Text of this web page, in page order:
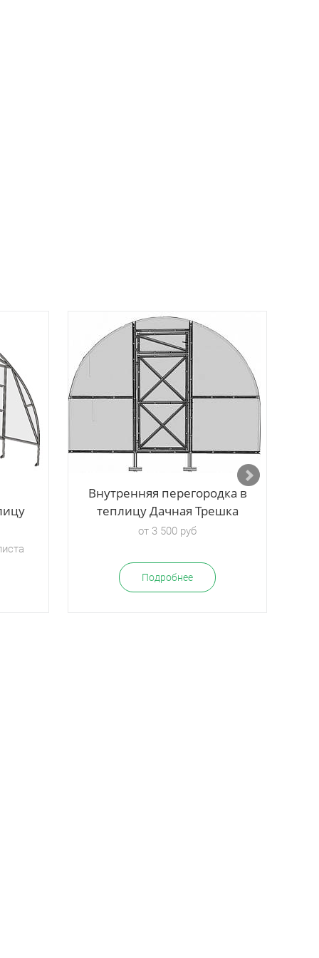
Внутренняя перегородка в
теплицу Дачная Трешка
от 3 500 руб
Подробнее